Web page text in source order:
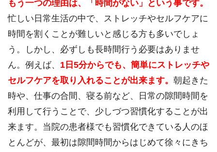
もう一つの理由は、「時間がない」という事です。
忙しい日常生活の中で、ストレッチやセルフケアに
時間を割くことが難しいと感じる方も多いでしょ
う。しかし、必ずしも長時間行う必要はありませ
ん。例えば、 1日5分からでも、簡単にストレッチや
セルフケアを取り入れることが出来ます。 朝起きた
時や、仕事の合間、寝る前など、日常の隙間時間を
利用して行うことで、少しづつ習慣化することが出
来ます。当院の患者様でも習慣化できている人のほ
とんどが、最初は隙間時間からはじめて徐々にきち